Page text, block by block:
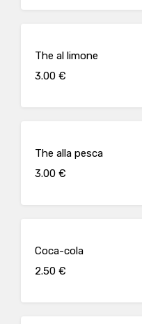
The al limone
3.00 €
The alla pesca
3.00 €
Coca-cola
2.50 €